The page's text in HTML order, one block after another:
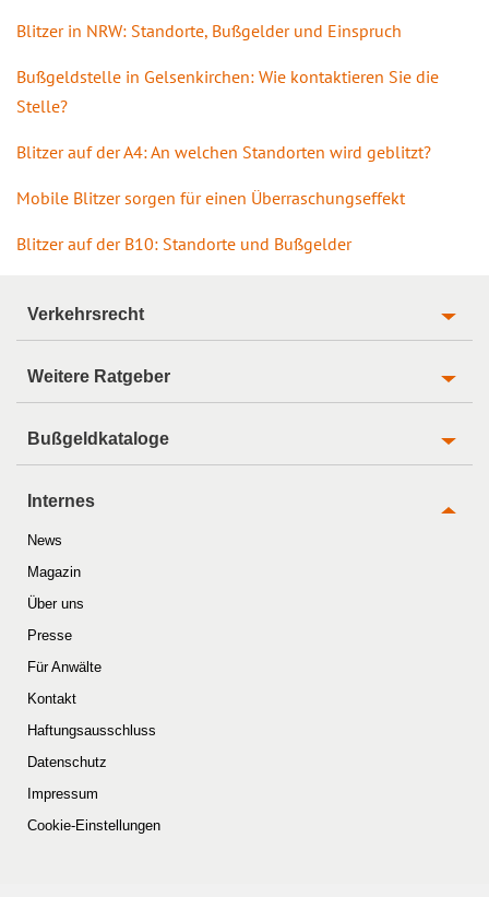
Blitzer in NRW: Standorte, Bußgelder und Einspruch
Bußgeldstelle in Gelsenkirchen: Wie kontaktieren Sie die
Stelle?
Blitzer auf der A4: An welchen Standorten wird geblitzt?
Mobile Blitzer sorgen für einen Überraschungseffekt
Blitzer auf der B10: Standorte und Bußgelder
Verkehrsrecht
Weitere Ratgeber
Bußgeldkataloge
Internes
News
Magazin
Über uns
Presse
Für Anwälte
Kontakt
Haftungsausschluss
Datenschutz
Impressum
Cookie-Einstellungen